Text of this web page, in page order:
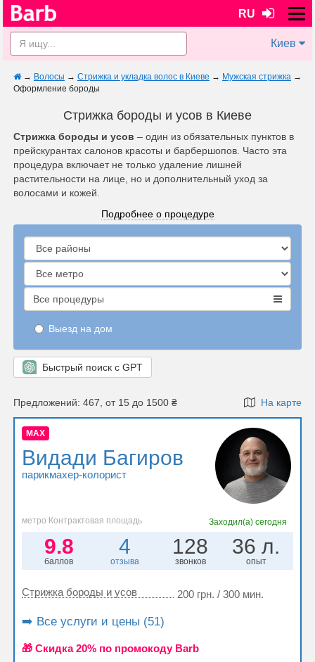
RU
Киев
→ Волосы → Стрижка и укладка волос в Киеве → Мужская стрижка →
Оформление бороды
Стрижка бороды и усов в Киеве
Стрижка бороды и усов – один из обязательных пунктов в
прейскурантах салонов красоты и барбершопов. Часто эта
процедура включает не только удаление лишней
растительности на лице, но и дополнительный уход за
волосами и кожей.
Подробнее о процедуре
Все процедуры
Выезд на дом
Быстрый поиск с GPT
Предложений: 467, от 15 до 1500 ₴ На карте
MAX
Видади Багиров
парикмахер-колорист
метро Контрактовая площадь Заходил(а)сегодня
9.8
баллов
4
отзыва
128
звонков
36 л.
опыт
Стрижка бороды и усов 200 грн. / 300 мин.
➡️ Все услуги и цены (51)
🎁 Cкидка 20% по промокоду Barb